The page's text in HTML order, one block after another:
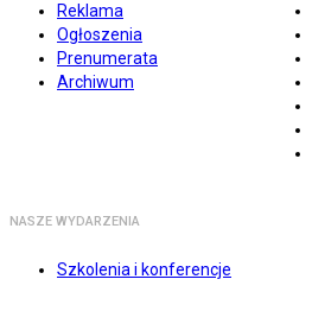
Reklama
Ogłoszenia
Prenumerata
Archiwum
NASZE WYDARZENIA
Szkolenia i konferencje